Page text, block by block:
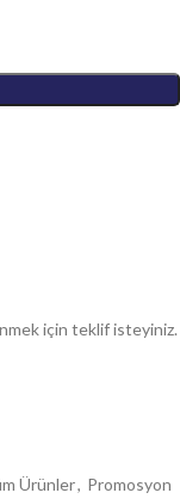
için teklif isteyiniz.
Ürünler, Promosyon